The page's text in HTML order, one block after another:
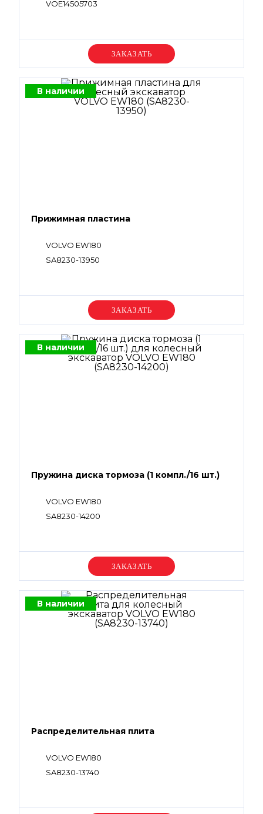
VOE14505703
Уточняйте цену
В наличии
Прижимная пластина
VOLVO EW180
SA8230-13950
Уточняйте цену
В наличии
Пружина диска тормоза (1 компл./16 шт.)
VOLVO EW180
SA8230-14200
Уточняйте цену
В наличии
Распределительная плита
VOLVO EW180
SA8230-13740